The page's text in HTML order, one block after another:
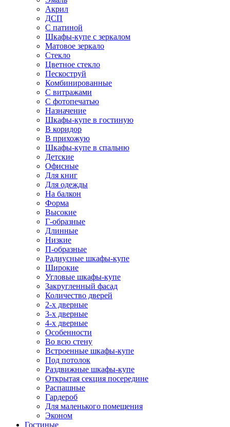
Акрил
ДСП
С патиной
Шкафы-купе с зеркалом
Матовое зеркало
Стекло
Цветное стекло
Пескоструй
Комбинированные
С витражами
С фотопечатью
Назначение
Шкафы-купе в гостиную
В коридор
В прихожую
Шкафы-купе в спальню
Детские
Офисные
Для книг
Для одежды
На балкон
Форма
Высокие
Г-образные
Длинные
Низкие
П-образные
Радиусные шкафы-купе
Широкие
Угловые шкафы-купе
Закругленный фасад
Количество дверей
2-х дверные
3-х дверные
4-х дверные
Особенности
Во всю стену
Встроенные шкафы-купе
Под потолок
Раздвижные шкафы-купе
Открытая секция посередине
Распашные
Гардероб
Для маленького помещения
Эконом
Гостиные